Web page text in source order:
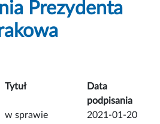
Prezydenta
Tytuł
Data
podpisania
w sprawie
2021-01-20